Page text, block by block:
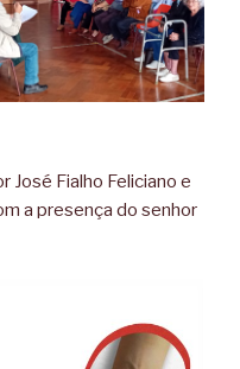
José Fialho Feliciano e
a presença do senhor